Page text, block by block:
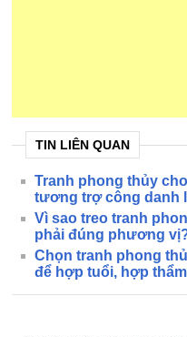
TIN LIÊN QUAN
Tranh phong thủy
tương trợ công danh
Vì sao treo tranh
phải đúng phương
Chọn tranh phong
để hợp tuổi, hợp